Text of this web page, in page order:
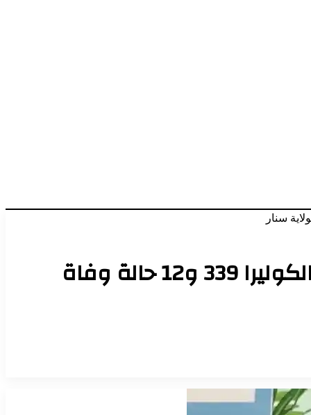
ارتفاع حالات الشفاء إلى 323 حالة شفاء من جملة تراكمي الاشتباه بالكوليرا 339 و12 حالة وفاة